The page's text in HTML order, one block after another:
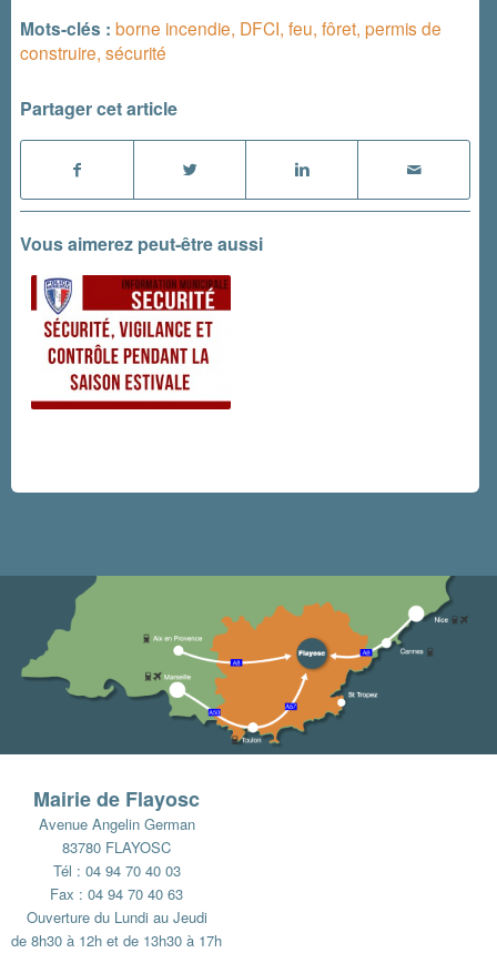
Mots-clés : borne incendie, DFCI,feu,fôret,permis de
construire,sécurité
Partager cet article
Vous aimerez peut-être aussi
Mairie de Flayosc
Avenue Angelin German
83780 FLAYOSC
Tél : 04 94 70 40 03
Fax : 04 94 70 40 63
Ouverture du Lundi au Jeudi
de 8h30 à 12h et de 13h30 à 17h